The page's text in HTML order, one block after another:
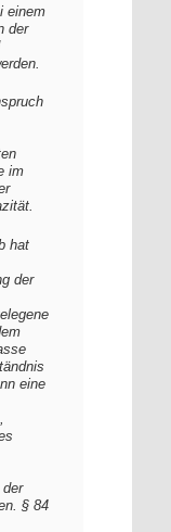
einem
der
im
hat
der
eine
§ 84